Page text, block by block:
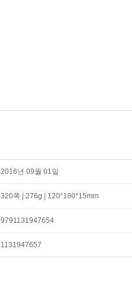
2016년 09월 01일
320쪽 | 276g | 120*180*15mm
9791131947654
1131947657